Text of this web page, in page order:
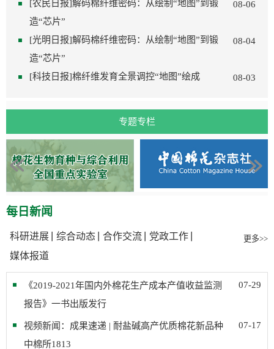
08-06
[农民日报]解码棉纤维密码：从绘制“地图”到锻
造“芯片”
08-04
[光明日报]解码棉纤维密码：从绘制“地图”到锻
造“芯片”
08-03
[科技日报]棉纤维发育全景调控“地图”绘成
专题专栏
每日新闻
更多>>
科研进展 综合动态 合作交流
党政工作
媒体报道
07-29
《2019-2021年国内外棉花生产成本产值收益监测
报告》一书出版发行
07-17
视频新闻：成果速递 | 耐盐碱高产优质棉花新品种
中棉所1813